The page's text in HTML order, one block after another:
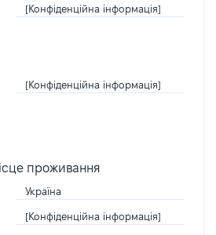
[Конфіденційна інформація]
[Конфіденційна інформація]
проживання
Україна
[Конфіденційна інформація]